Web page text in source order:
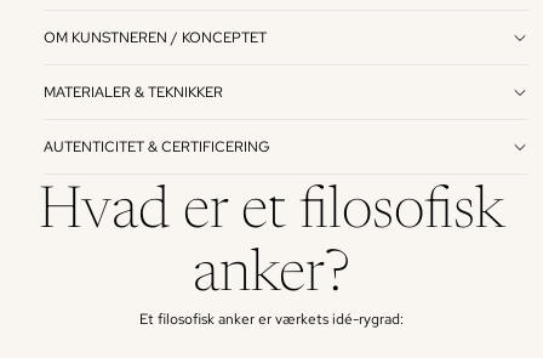
OM KUNSTNEREN / KONCEPTET
MATERIALER & TEKNIKKER
AUTENTICITET & CERTIFICERING
Hvad er et filosofisk
anker?
Et filosofisk anker er værkets idé-rygrad: